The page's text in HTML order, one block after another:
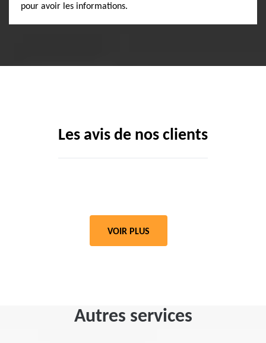
pour avoir les informations.
Les avis de nos clients
VOIR PLUS
Autres services